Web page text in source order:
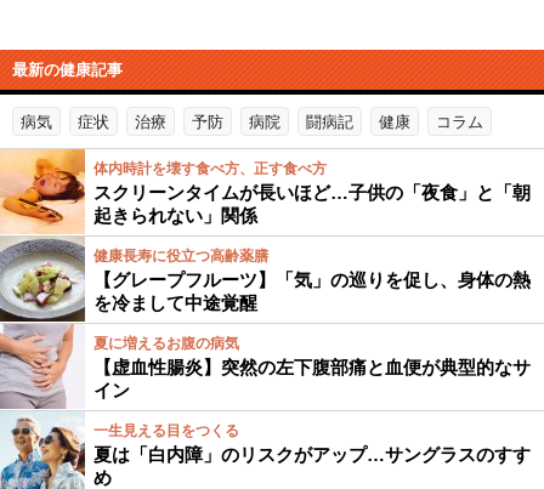
最新の健康記事
病気 症状 治療 予防 病院 闘病記 健康 コラム
体内時計を壊す食べ方、正す食べ方
スクリーンタイムが長いほど…子供の「夜食」と「朝
起きられない」関係
健康長寿に役立つ高齢薬膳
【グレープフルーツ】「気」の巡りを促し、身体の熱
を冷まして中途覚醒
夏に増えるお腹の病気
【虚血性腸炎】突然の左下腹部痛と血便が典型的なサ
イン
一生見える目をつくる
夏は「白内障」のリスクがアップ…サングラスのすす
め